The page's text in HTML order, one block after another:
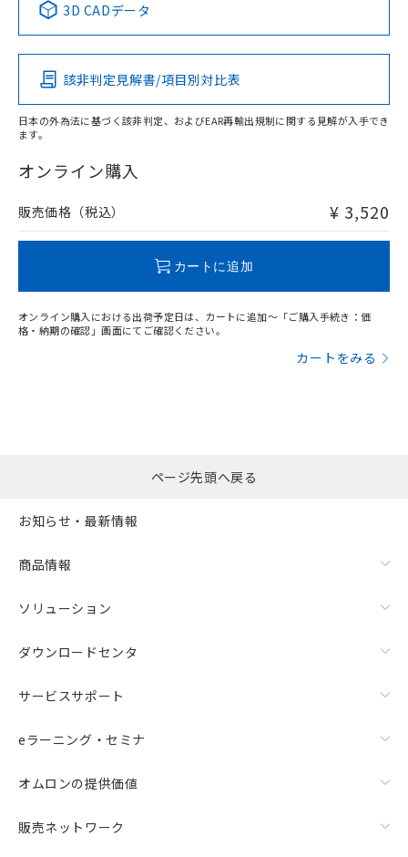
Pb Hg Cd Cr(VI)
O
在庫等で未対応品が混在する可能性があります。
問い合わせください。
3D CADデータ
該非判定見解書/項目別対比表
日本の外為法に基づく該非判定、およびEAR再輸出規制に関する見解が入手でき
ます。
オンライン購入
販売価格（税込） ¥ 3,520
カートに追加
オンライン購入における出荷予定日は、カートに追加～「ご購入手続き：価
格・納期の確認」画面にてご確認ください。
カートをみる
ページ先頭へ戻る
お知らせ・最新情報
商品情報
ソリューション
ダウンロードセンタ
サービスサポート
eラーニング・セミナ
オムロンの提供価値
販売ネットワーク